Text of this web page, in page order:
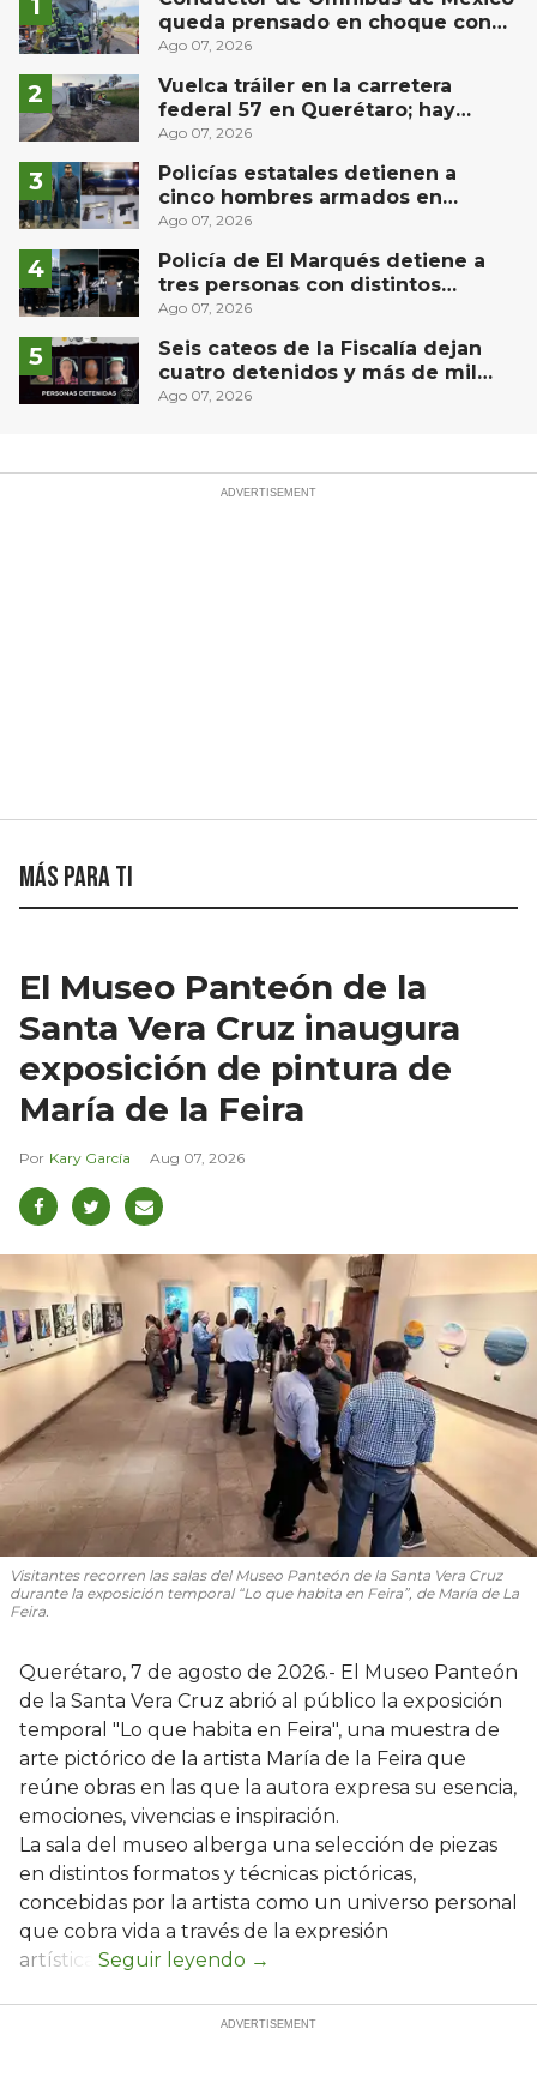
queda prensado en choque con
materialista en San Juan del Río
Ago 07, 2026
Vuelca tráiler en la carretera
federal 57 en Querétaro; hay
derrame de combustible
Ago 07, 2026
Policías estatales detienen a
cinco hombres armados en
Puebla capital
Ago 07, 2026
Policía de El Marqués detiene a
tres personas con distintos
narcóticos
Ago 07, 2026
Seis cateos de la Fiscalía dejan
cuatro detenidos y más de mil
dosis aseguradas en Querétaro
Ago 07, 2026
Más para ti
El Museo Panteón de la
Santa Vera Cruz inaugura
exposición de pintura de
María de la Feira
Kary García Aug 07, 2026
Visitantes recorren las salas del Museo Panteón de la Santa Vera Cruz
durante la exposición temporal “Lo que habita en Feira”, de María de La
Feira.
Querétaro, 7 de agosto de 2026.- El Museo Panteón
de la Santa Vera Cruz abrió al público la exposición
temporal "Lo que habita en Feira", una muestra de
arte pictórico de la artista María de la Feira que
reúne obras en las que la autora expresa su esencia,
emociones, vivencias e inspiración.
La sala del museo alberga una selección de piezas
en distintos formatos y técnicas pictóricas,
concebidas por la artista como un universo personal
que cobra vida a través de la expresión
artística.